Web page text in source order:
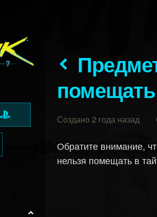
Предметы для заданий нельзя
Создано 2 года назад
Обратите внимание,
нельзя помещать в